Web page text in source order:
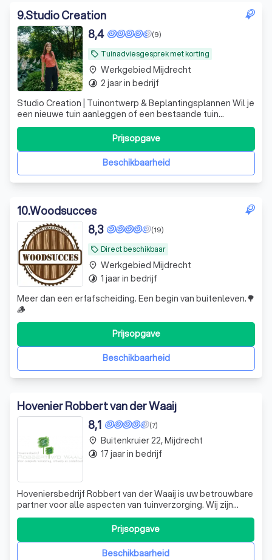
9.Studio Creation
local_offer Tuinadviesgesprek met korting
(9)
8,4
Studio Creation | Tuinontwerp & Beplantingsplannen Wil je
een nieuwe tuin aanleggen of een bestaande tuin
vernieuwen? Veel mensen schakelen direct een hovenier
in, terwijl de belangrijkste keuzes juist vóór de aanleg
worden gemaakt. Daar help ik bij. Ik ben Liesbeth van
Studio Creation, tuinontweBeschikbaarheid
Prijsopgave
place Werkgebied Mijdrecht
timelapse 2 jaar in bedrijf
10.Woodsucces
local_offer Direct beschikbaar
(19)
8,3
Meer dan een erfafscheiding. Een begin van buitenleven.🌳
🪵
Beschikbaarheid
Prijsopgave
place Werkgebied Mijdrecht
timelapse 1 jaar in bedrijf
Hovenier Robbert van der Waaij
(7)
8,1
Hoveniersbedrijf Robbert van der Waaij is uw betrouwbare
partner voor alle aspecten van tuinverzorging. Wij zijn
gespecialiseerd in het ontwerpen, aanleggen en
onderhouden van tuinen, waarbij we altijd streven naar het
creëren van een perfecte buitenruimte die past bij uw
persoonlijke stijl en behoeBeschikbaarheid
Prijsopgave
place Buitenkruier 22, Mijdrecht
timelapse 17 jaar in bedrijf